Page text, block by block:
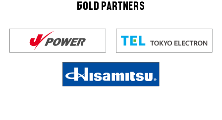
GOLD PARTNERS